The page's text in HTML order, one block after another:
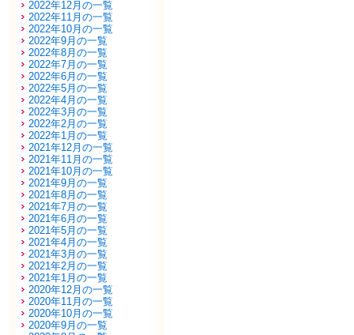
2022年12月の一覧
2022年11月の一覧
2022年10月の一覧
2022年9月の一覧
2022年8月の一覧
2022年7月の一覧
2022年6月の一覧
2022年5月の一覧
2022年4月の一覧
2022年3月の一覧
2022年2月の一覧
2022年1月の一覧
2021年12月の一覧
2021年11月の一覧
2021年10月の一覧
2021年9月の一覧
2021年8月の一覧
2021年7月の一覧
2021年6月の一覧
2021年5月の一覧
2021年4月の一覧
2021年3月の一覧
2021年2月の一覧
2021年1月の一覧
2020年12月の一覧
2020年11月の一覧
2020年10月の一覧
2020年9月の一覧